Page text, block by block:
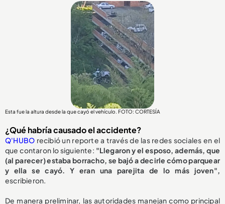
Esta fue la altura desde la que cayó el vehículo. FOTO: CORTESÍA
¿Qué habría causado el accidente?
Q'HUBO recibió un reporte a través de las redes sociales en el
que contaron lo siguiente: "Llegaron y el esposo, además, que
(al parecer) estaba borracho, se bajó a decirle cómo parquear
y ella se cayó. Y eran una parejita de lo más joven",
escribieron.
De manera preliminar, las autoridades manejan como principal